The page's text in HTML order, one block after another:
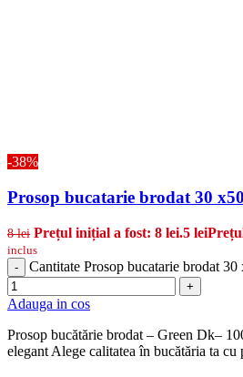
-38%
Prosop bucatarie brodat 30
8lei Prețul inițial a fost: 8 lei.5 lei
inclus
-
Cantitate Prosop bucatarie brodat
+
Adauga in cos
Prosop bucătărie brodat – Green Dk–
elegant Alege calitatea în bucătăria ta cu